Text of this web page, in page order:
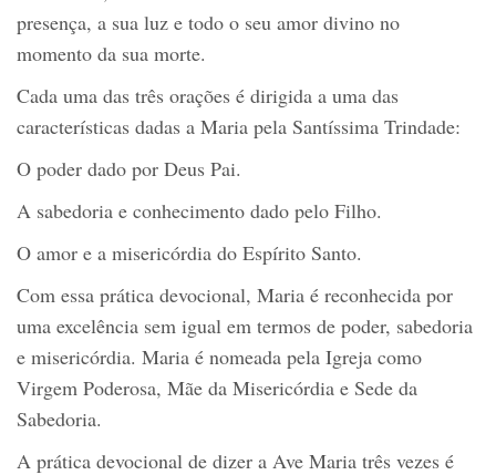
presença, a sua luz e todo o seu amor divino no
momento da sua morte.
Cada uma das três orações é dirigida a uma das
características dadas a Maria pela Santíssima Trindade:
O poder dado por Deus Pai.
A sabedoria e conhecimento dado pelo Filho.
O amor e a misericórdia do Espírito Santo.
Com essa prática devocional, Maria é reconhecida por
uma excelência sem igual em termos de poder, sabedoria
e misericórdia. Maria é nomeada pela Igreja como
Virgem Poderosa, Mãe da Misericórdia e Sede da
Sabedoria.
A prática devocional de dizer a Ave Maria três vezes é